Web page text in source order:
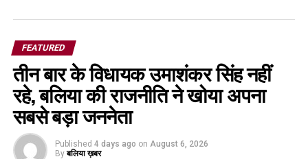
FEATURED
तीन बार के विधायक उमाशंकर सिंह नहीं
रहे, बलिया की राजनीति ने खोया अपना
सबसे बड़ा जननेता
Published 4 days ago on August 6, 2026
By बलिया ख़बर